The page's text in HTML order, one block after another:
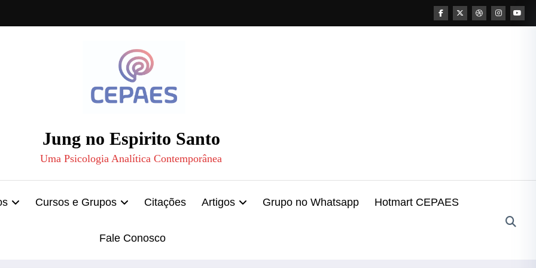
Jung no Espirito Santo
Uma Psicologia Analítica Contemporânea
Cursos e Grupos Citações Artigos Grupo no Whatsapp Hotmart CEPAES
Fale Conosco